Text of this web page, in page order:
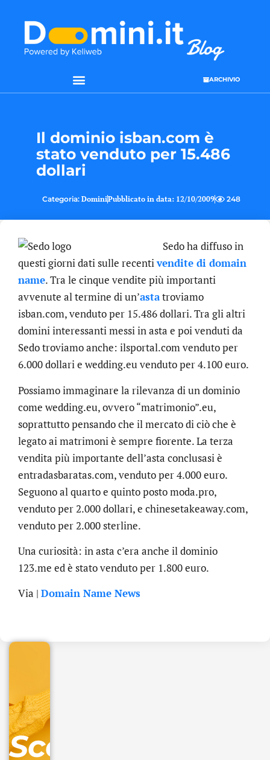
ARCHIVIO
Il dominio isban.com è
stato venduto per 15.486
dollari
Categoria: DominiPubblicato in data: 12/10/2009 248
Sedo ha diffuso in
questi giorni dati sulle recentivendite di domain
name. Tra le cinque vendite più importanti
avvenute al termine di un’astatroviamo
isban.com, venduto per 15.486 dollari. Tra gli altri
domini interessanti messi in asta e poi venduti da
Sedo troviamo anche: ilsportal.com venduto per
6.000 dollari e wedding.eu venduto per 4.100 euro.
Possiamo immaginare la rilevanza di un dominio
come wedding.eu, ovvero “matrimonio”.eu,
soprattutto pensando che il mercato di ciò che è
legato ai matrimoni è sempre fiorente. La terza
vendita più importante dell’asta conclusasi è
entradasbaratas.com, venduto per 4.000 euro.
Seguono al quarto e quinto posto moda.pro,
venduto per 2.000 dollari, e chinesetakeaway.com,
venduto per 2.000 sterline.
Una curiosità: in asta c’era anche il dominio
123.me ed è stato venduto per 1.800 euro.
Via | Domain Name News
Scopri
.online